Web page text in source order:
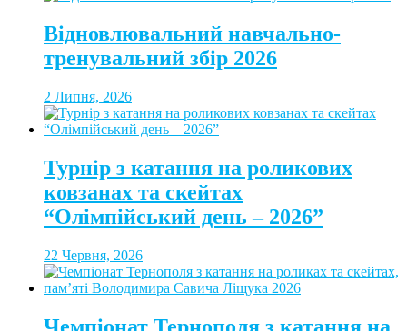
Відновлювальний навчально-
тренувальний збір 2026
2 Липня, 2026
Турнір з катання на роликових
ковзанах та скейтах
“Олімпійський день – 2026”
22 Червня, 2026